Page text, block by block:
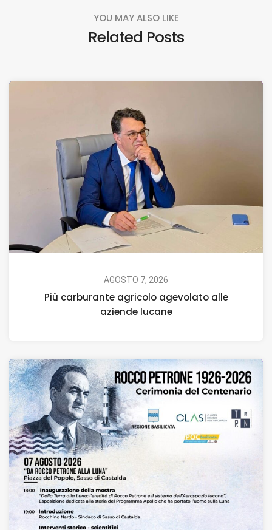
YOU MAY ALSO LIKE
Related Posts
AGOSTO 7, 2026
Più carburante agricolo agevolato alle
aziende lucane